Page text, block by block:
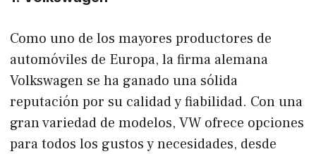
Como uno de los mayores productores de
automóviles de Europa, la firma alemana
Volkswagen se ha ganado una sólida
reputación por su calidad y fiabilidad. Con una
gran variedad de modelos, VW ofrece opciones
para todos los gustos y necesidades, desde